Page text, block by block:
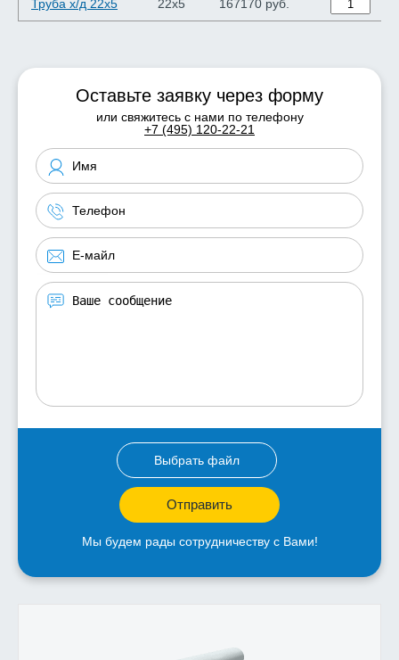
Труба х/д 22x5 22x5 167170 руб.
Оставьте заявку через форму
или свяжитесь с нами по телефону
+7 (495) 120-22-21
Выбрать файл
Отправить
Мы будем рады сотрудничеству с Вами!